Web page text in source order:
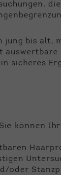
jung bis alt,
sicheres
können
oder